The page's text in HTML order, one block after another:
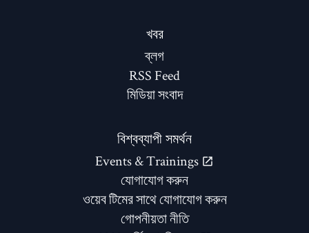
খবর
ব্লগ
RSS Feed
মিডিয়া সংবাদ
বিশ্বব্যাপী সমর্থন
Events & Trainings
যোগাযোগ করুন
ওয়েব টিমের সাথে যোগাযোগ করুন
গোপনীয়তা নীতি